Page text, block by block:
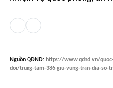
Nguồn QĐND: https://www.qdnd.vn/
doi/trung-tam-386-giu-vung-tran-dia-so-